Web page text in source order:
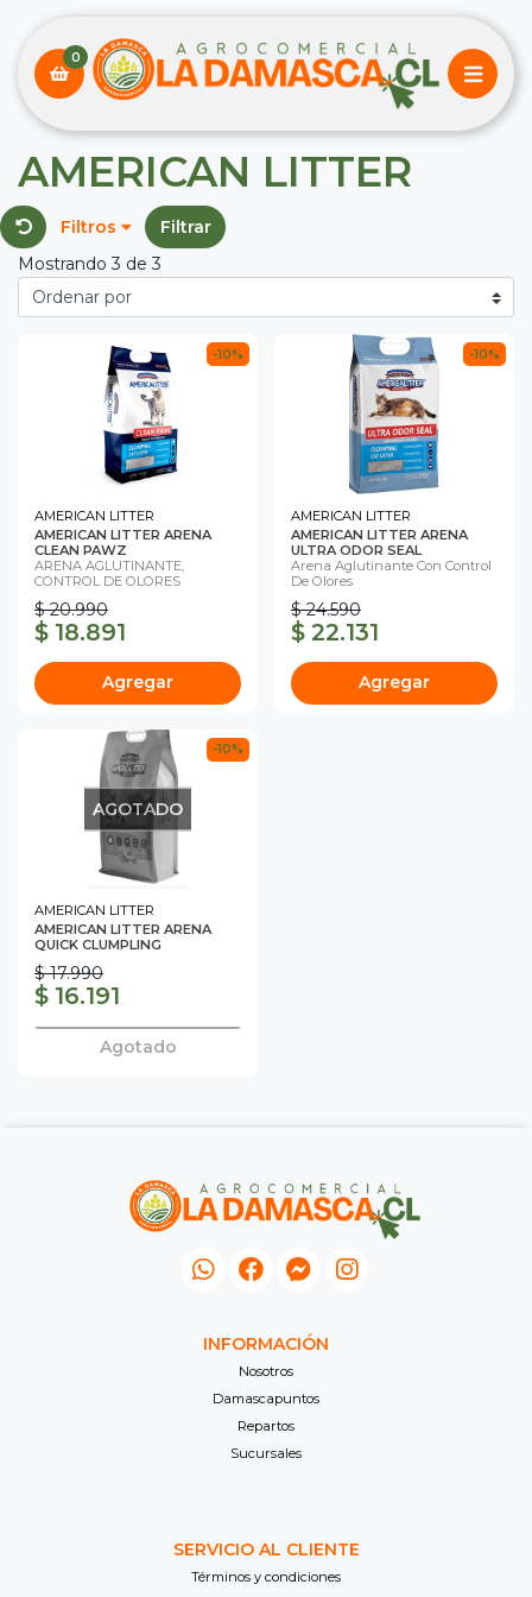
0
AMERICAN LITTER
Filtros
Filtrar
Mostrando 3 de 3
-10%
AMERICAN LITTER
AMERICAN LITTER ARENA
CLEAN PAWZ
ARENA AGLUTINANTE,
CONTROL DE OLORES
$ 20.990
$ 18.891
Agregar
-10%
AMERICAN LITTER
AMERICAN LITTER ARENA
ULTRA ODOR SEAL
Arena Aglutinante Con Control
De Olores
$ 24.590
$ 22.131
Agregar
-10%
AGOTADO
AMERICAN LITTER
AMERICAN LITTER ARENA
QUICK CLUMPLING
$ 17.990
$ 16.191
Agotado
INFORMACIÓN
Nosotros
Damascapuntos
Repartos
Sucursales
SERVICIO AL CLIENTE
Términos y condiciones